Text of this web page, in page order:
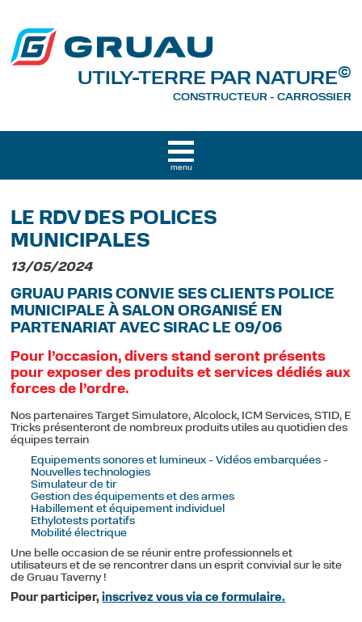
UTILY-TERRE PAR NATURE©
CONSTRUCTEUR - CARROSSIER
menu
Véhicules de police
Bennes
Véhicules isothermes
FGV
Plateaux ridelles
Caisse bâchée
NOUS CONNAÎTRE
Notre projet d'entreprise
Notre équipe
Nos actualités
LE RDV DES POLICES
MUNICIPALES
13/05/2024
GRUAU PARIS CONVIE SES CLIENTS POLICE
MUNICIPALE À SALON ORGANISÉ EN
PARTENARIAT AVEC SIRAC LE 09/06
Pour l’occasion, divers stand seront présents
pour exposer des produits et services dédiés aux
forces de l’ordre.
Nos partenaires Target Simulatore, Alcolock, ICM Services, STID, E
Tricks présenteront de nombreux produits utiles au quotidien des
équipes terrain
Equipements sonores et lumineux - Vidéos embarquées -
Nouvelles technologies
Simulateur de tir
Gestion des équipements et des armes
Habillement et équipement individuel
Ethylotests portatifs
Mobilité électrique
Une belle occasion de se réunir entre professionnels et
utilisateurs et de se rencontrer dans un esprit convivial sur le site
de Gruau Taverny !
Pour participer,inscrivez vous via ce formulaire.